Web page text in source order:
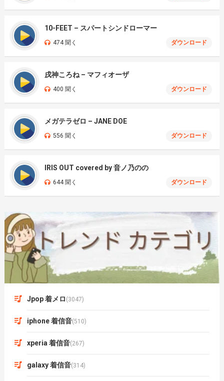
10-FEET – スパートシンドローマー
474 聞く ダウンロード
戌神ころね – マフィオーザ
400 聞く ダウンロード
メガテラゼロ – JANE DOE
556 聞く ダウンロード
IRIS OUT covered by 音ノ乃のの
644 聞く ダウンロード
Jpop 着メロ (3047)
iphone 着信音(510)
xperia 着信音(267)
galaxy 着信音(314)